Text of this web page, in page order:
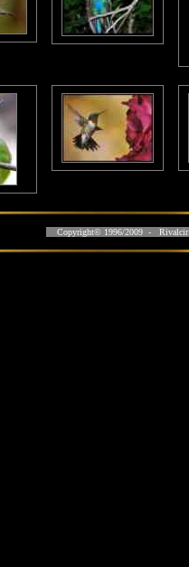
Copyright© 1996/2009 - Rivalcir